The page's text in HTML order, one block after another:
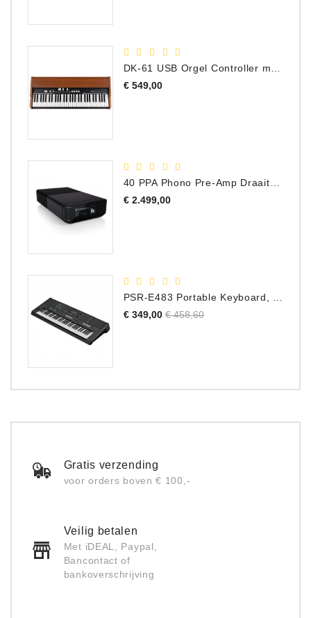
DK-61 USB Orgel Controller met Drawbars
€ 549,00Prijs
€ 2.499,00Prijs
€ 349,00 Normale
€ 458,60Prijs
Gratis verzending
voor orders boven € 100,-
Veilig betalen
Met iDEAL, Paypal,
Bancontact of
bankoverschrijving